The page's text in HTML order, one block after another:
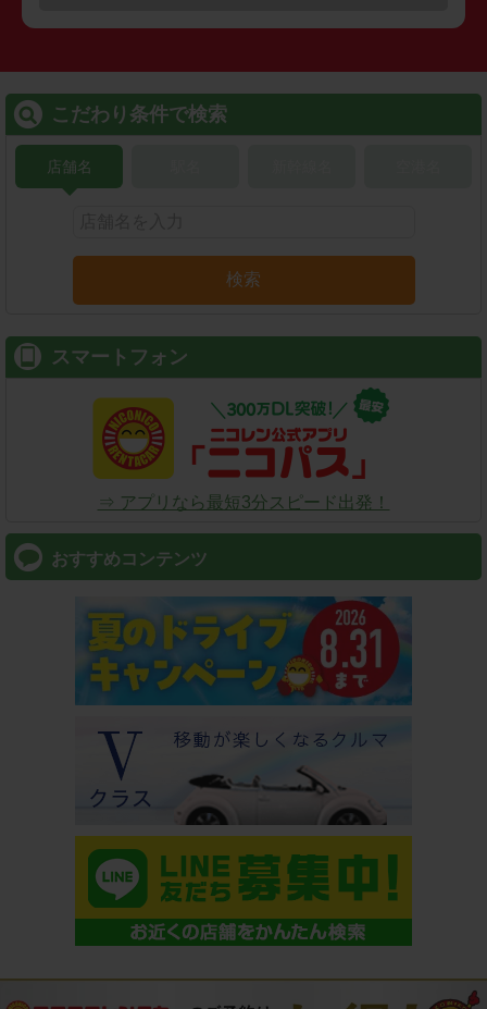
こだわり条件で検索
店舗名
検索
スマートフォン
⇒ アプリなら最短3分スピード出発！
おすすめコンテンツ